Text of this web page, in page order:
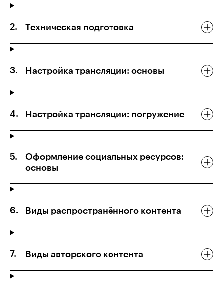
Техническая подготовка
Настройка трансляции: основы
Настройка трансляции: погружение
Оформление социальных ресурсов:
основы
Виды распространённого контента
Виды авторского контента